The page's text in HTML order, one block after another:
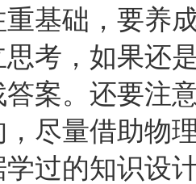
础，要养成
考，如果还
案。还要注
尽量借助物
过的知识设